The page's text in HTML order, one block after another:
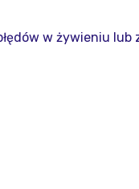
w żywieniu lub